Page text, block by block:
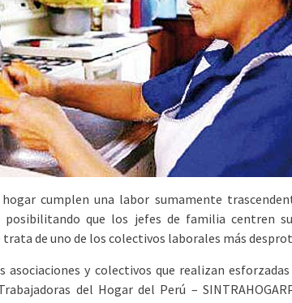
cumplen una labor sumamente
que los jefes de familia centren
trata de uno de los colectivos laborales más
asociaciones y colectivos que realizan
del Hogar del Perú –